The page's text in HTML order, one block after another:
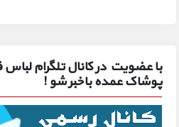
با عضویت در کانال تلگرام
پوشاک عمده باخبر شو !